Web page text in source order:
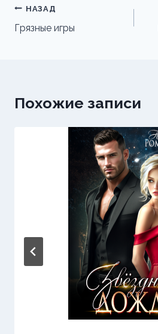
Навигация
по
НАЗАД
Грязные игры
Похожие записи